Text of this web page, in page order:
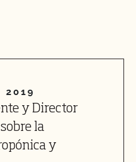
2019
y Director
sobre la
y